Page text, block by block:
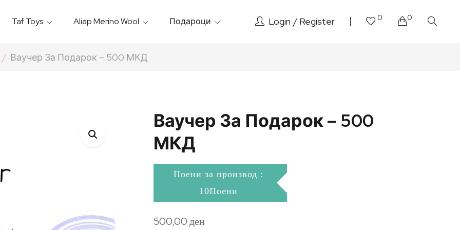
Taf Toys Aliap Merino Wool Подароци Login Register 0 0
Ваучер За Подарок – 500 МКД
Ваучер За Подарок – 500
МКД
Поени за производ :
10Поени
500,00ден